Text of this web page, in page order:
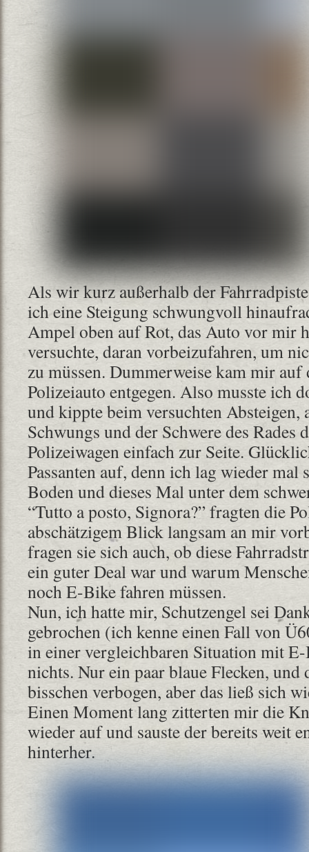
Als wir kurz außerhalb der
ich eine Steigung schwungvoll
Ampel oben auf Rot, das Auto vor mir
versuchte, daran vorbeizufahren, um
zu müssen. Dummerweise kam mir auf
Polizeiauto entgegen. Also musste ich
und kippte beim versuchten Absteigen,
Schwungs und der Schwere des Rades
Polizeiwagen einfach zur Seite.
Passanten auf, denn ich lag wieder mal
Boden und dieses Mal unter dem
“Tutto a posto, Signora?” fragten die
abschätzigem Blick langsam an mir
fragen sie sich auch, ob diese
ein guter Deal war und warum
noch E-Bike fahren müssen.
Nun, ich hatte mir, Schutzengel sei
gebrochen (ich kenne einen Fall von
in einer vergleichbaren Situation mit
nichts. Nur ein paar blaue Flecken, und
bisschen verbogen, aber das ließ sich
Einen Moment lang zitterten mir die
wieder auf und sauste der bereits weit
hinterher.